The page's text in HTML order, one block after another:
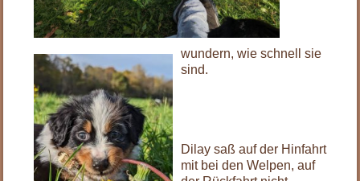
wundern, wie schnell sie
sind.
Dilay saß auf der Hinfahrt
mit bei den Welpen, auf